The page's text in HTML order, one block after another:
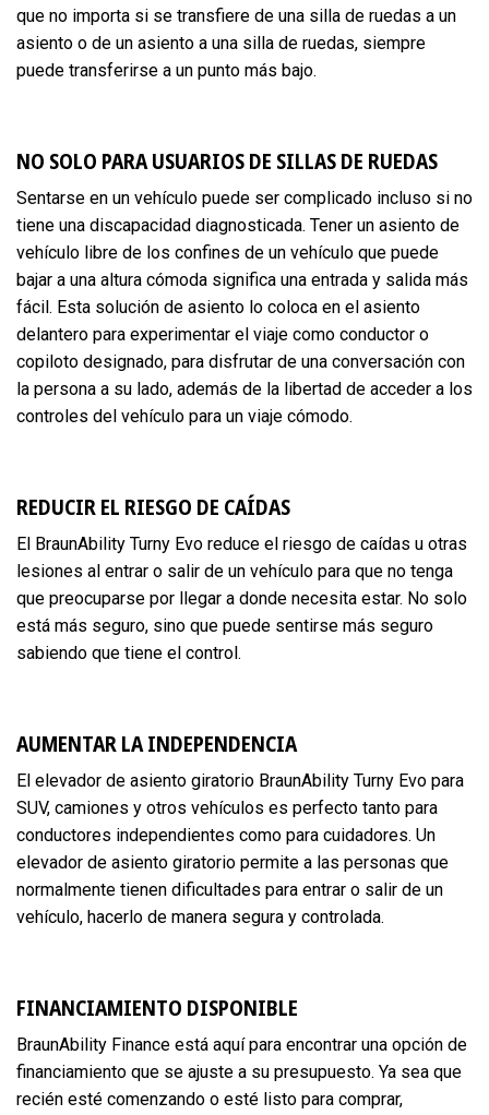
que no importa si se transfiere de una silla de ruedas a un
asiento o de un asiento a una silla de ruedas, siempre
puede transferirse a un punto más bajo.
NO SOLO PARA USUARIOS DE SILLAS DE RUEDAS
Sentarse en un vehículo puede ser complicado incluso si no
tiene una discapacidad diagnosticada. Tener un asiento de
vehículo libre de los confines de un vehículo que puede
bajar a una altura cómoda significa una entrada y salida más
fácil. Esta solución de asiento lo coloca en el asiento
delantero para experimentar el viaje como conductor o
copiloto designado, para disfrutar de una conversación con
la persona a su lado, además de la libertad de acceder a los
controles del vehículo para un viaje cómodo.
REDUCIR EL RIESGO DE CAÍDAS
El BraunAbility Turny Evo reduce el riesgo de caídas u otras
lesiones al entrar o salir de un vehículo para que no tenga
que preocuparse por llegar a donde necesita estar. No solo
está más seguro, sino que puede sentirse más seguro
sabiendo que tiene el control.
AUMENTAR LA INDEPENDENCIA
El elevador de asiento giratorio BraunAbility Turny Evo para
SUV, camiones y otros vehículos es perfecto tanto para
conductores independientes como para cuidadores. Un
elevador de asiento giratorio permite a las personas que
normalmente tienen dificultades para entrar o salir de un
vehículo, hacerlo de manera segura y controlada.
FINANCIAMIENTO DISPONIBLE
BraunAbility Finance está aquí para encontrar una opción de
financiamiento que se ajuste a su presupuesto. Ya sea que
recién esté comenzando o esté listo para comprar,